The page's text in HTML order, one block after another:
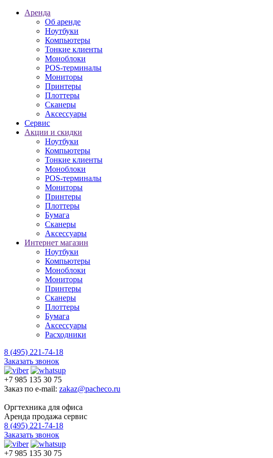
Аренда
Об аренде
Ноутбуки
Компьютеры
Тонкие клиенты
Моноблоки
POS-терминалы
Мониторы
Принтеры
Плоттеры
Сканеры
Аксессуары
Сервис
Акции и скидки
Ноутбуки
Компьютеры
Тонкие клиенты
Моноблоки
POS-терминалы
Мониторы
Принтеры
Плоттеры
Бумага
Сканеры
Аксессуары
Интернет магазин
Ноутбуки
Компьютеры
Моноблоки
Мониторы
Принтеры
Сканеры
Плоттеры
Бумага
Аксессуары
Расходники
8 (495) 221-74-18
Заказать звонок
+7 985 135 30 75
Заказ по e-mail: zakaz@pacheco.ru
Оргтехника для офиса
Аренда продажа сервис
8 (495) 221-74-18
Заказать звонок
+7 985 135 30 75